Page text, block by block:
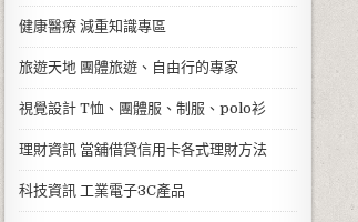
健康醫療減重知識專區
旅遊天地團體旅遊、自由行的專家
視覺設計T恤、團體服、制服、polo衫
理財資訊當舖借貸信用卡各式理財方法
科技資訊工業電子3C產品